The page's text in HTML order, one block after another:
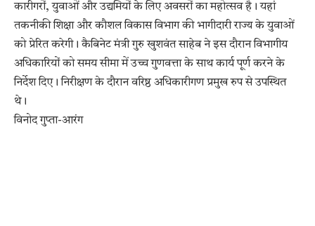
कारीगरों, युवाओं और उद्यमियों के लिए अवसरों का महोत्सव है। यहां
तकनीकी शिक्षा और कौशल विकास विभाग की भागीदारी राज्य के युवाओं
को प्रेरित करेगी। कैबिनेट मंत्री गुरु खुशवंत साहेब ने इस दौरान विभागीय
अधिकारियों को समय सीमा में उच्च गुणवत्ता के साथ कार्य पूर्ण करने के
निर्देश दिए। निरीक्षण के दौरान वरिष्ठ अधिकारीगण प्रमुख रुप से उपस्थित
थे।
विनोद गुप्ता-आरंग